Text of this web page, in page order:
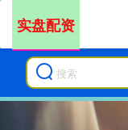
实盘配资